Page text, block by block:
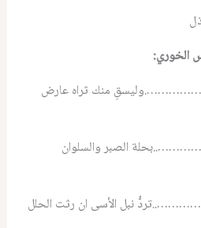
الخوري:
منك ثراه عارض
الصبر والسلوان
نبل الأسى ان رثت الحلل